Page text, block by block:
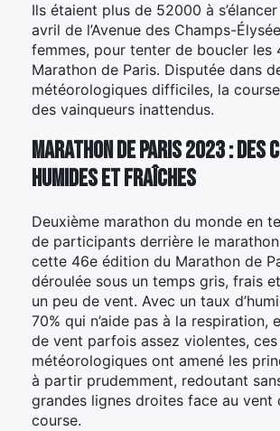
Ils étaient plus de 52000 à
avril de l’Avenue des Champs-
femmes, pour tenter de boucler les
Marathon de Paris. Disputée dans
météorologiques difficiles, la
des vainqueurs inattendus.
Marathon de Paris 2023 : des
humides et fraîches
Deuxième marathon du monde en
de participants derrière le
cette 46e édition du Marathon de
déroulée sous un temps gris, frais
un peu de vent. Avec un taux
70% qui n’aide pas à la respiration,
de vent parfois assez violentes,
météorologiques ont amené les
à partir prudemment, redoutant
grandes lignes droites face au vent
course.